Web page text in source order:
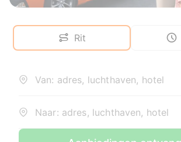
Rit
Van: adres, luchthaven, hotel
Naar: adres, luchthaven, hotel